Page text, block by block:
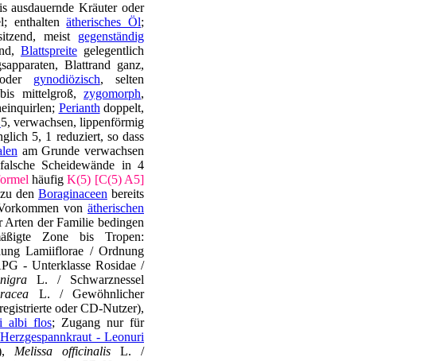
ausdauernde Kräuter oder
enthaltenätherisches Öl;
meist gegenständig
Blattspreitegelegentlich
Blattrand ganz,
gynodiözisch, selten
mittelgroß, zygomorph,
Perianth doppelt,
5, verwachsen, lippenförmig
5, 1 reduziert, so dass
am Grunde verwachsen
Scheidewände in 4
häufigK(5) [C(5) A5]
den Boraginaceen bereits
von ätherischen
Arten der Familie bedingen
Zone bis Tropen:
Lamiiflorae / Ordnung
- Unterklasse Rosidae /
L. / Schwarznessel
L. / Gewöhnlicher
oder CD-Nutzer),
albi flos; Zugang nur für
Herzgespannkraut - Leonuri
Melissa officinalisL. /